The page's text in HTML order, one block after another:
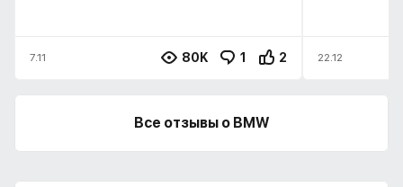
7.11 80K 1 2 22.12
Все отзывы о BMW